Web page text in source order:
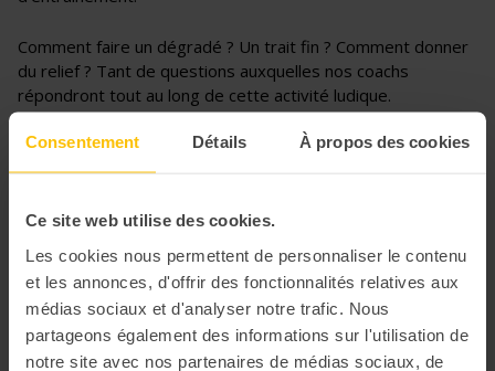
Consentement Détails À propos des cookies
Ce site web utilise des cookies.
Les cookies nous permettent de personnaliser le contenu
et les annonces, d'offrir des fonctionnalités relatives aux
médias sociaux et d'analyser notre trafic. Nous
partageons également des informations sur l'utilisation de
notre site avec nos partenaires de médias sociaux, de
Comment faire un dégradé ? Un trait fin ? Comment donner
du relief ? Tant de questions auxquelles nos coachs
répondront tout au long de cette activité ludique.